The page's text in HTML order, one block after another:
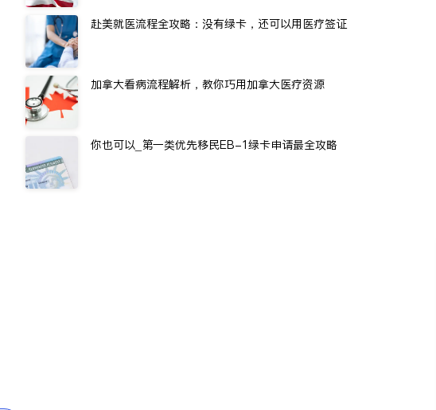
赴美就医流程全攻略：没有绿卡，还可以用医疗签证
加拿大看病流程解析，教你巧用加拿大医疗资源
你也可以_第一类优先移民EB-1绿卡申请最全攻略